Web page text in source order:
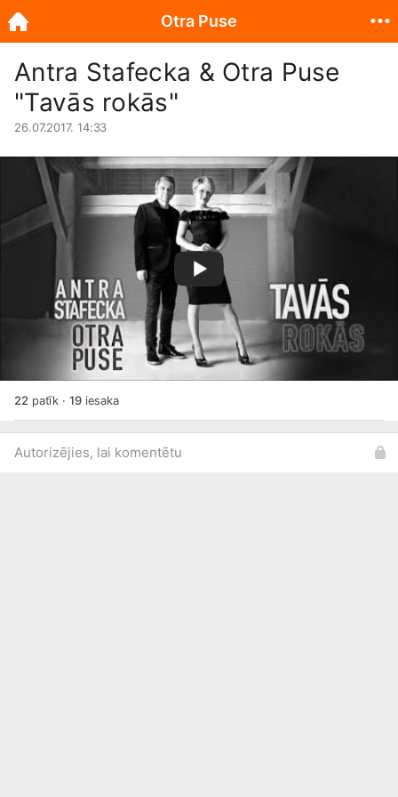
Antra Stafecka & Otra Puse
"Tavās rokās"
26.07.2017. 14:33
22 patīk · 19iesaka
Autorizējies, lai komentētu
Otra Puse